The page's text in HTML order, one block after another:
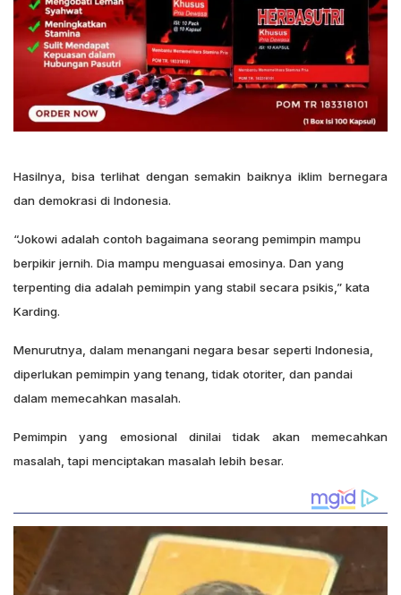
Hasilnya, bisa terlihat dengan semakin baiknya iklim bernegara
dan demokrasi di Indonesia.
“Jokowi adalah contoh bagaimana seorang pemimpin mampu
berpikir jernih. Dia mampu menguasai emosinya. Dan yang
terpenting dia adalah pemimpin yang stabil secara psikis,” kata
Karding.
Menurutnya, dalam menangani negara besar seperti Indonesia,
diperlukan pemimpin yang tenang, tidak otoriter, dan pandai
dalam memecahkan masalah.
Pemimpin yang emosional dinilai tidak akan memecahkan
masalah, tapi menciptakan masalah lebih besar.